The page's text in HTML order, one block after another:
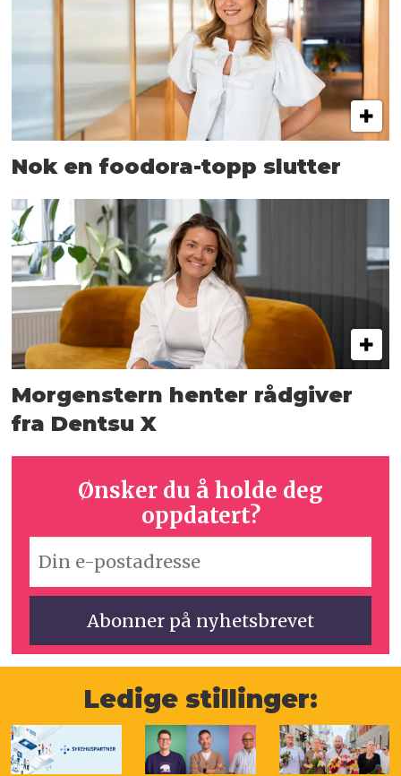
Nok en foodora-topp slutter
Morgenstern henter rådgiver
fra Dentsu X
Ønsker du å holde deg
oppdatert?
Ledige stillinger: